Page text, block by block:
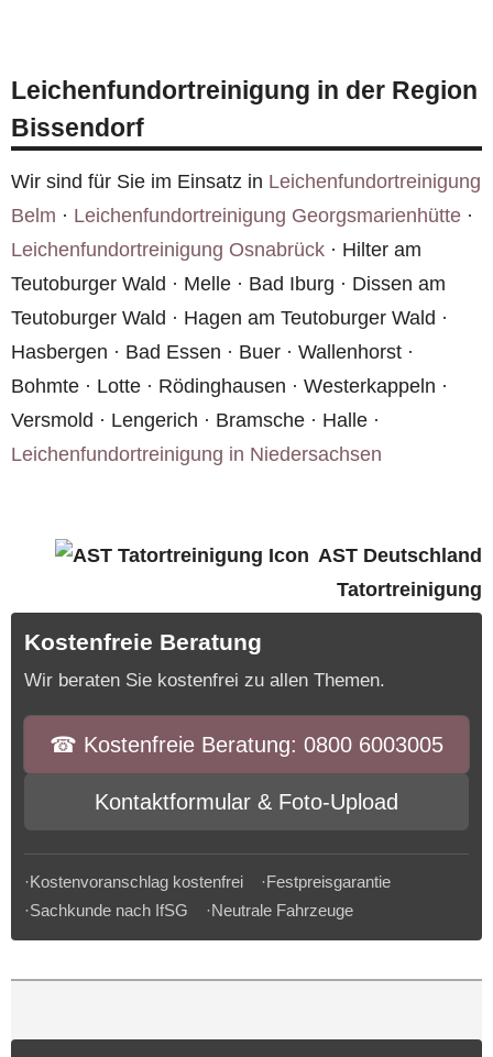
Kostenvoranschlag für Bissendorf. Die
Erstberatung ist kostenlos und unverbindlich.
Leichenfundortreinigung in der Region
Bissendorf
Wir sind für Sie im Einsatz in Leichenfundortreinigung
Belm · Leichenfundortreinigung Georgsmarienhütte ·
Leichenfundortreinigung Osnabrück · Hilter am
Teutoburger Wald · Melle · Bad Iburg · Dissen am
Teutoburger Wald · Hagen am Teutoburger Wald ·
Hasbergen · Bad Essen · Buer · Wallenhorst ·
Bohmte · Lotte · Rödinghausen · Westerkappeln ·
Versmold · Lengerich · Bramsche · Halle ·
Leichenfundortreinigung in Niedersachsen
AST Deutschland
Tatortreinigung
Kostenfreie Beratung
Wir beraten Sie kostenfrei zu allen Themen.
☎︎ Kostenfreie Beratung: 0800 6003005
Kontaktformular & Foto-Upload
·Kostenvoranschlag kostenfrei ·Festpreisgarantie
·Sachkunde nach IfSG ·Neutrale Fahrzeuge